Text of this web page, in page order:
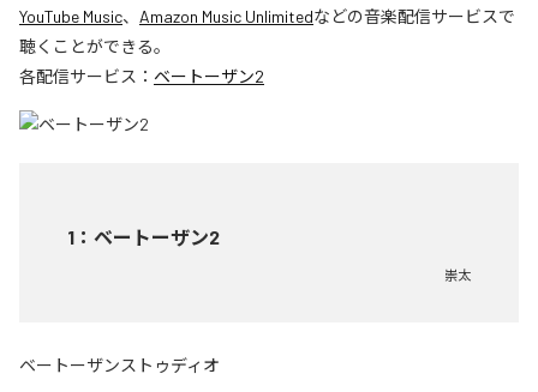
YouTube Music、 Amazon Music Unlimitedなどの音楽配信サービスで
聴くことができる。
各配信サービス： ベートーザン2
1 ： ベートーザン2
崇太
ベートーザンストゥディオ